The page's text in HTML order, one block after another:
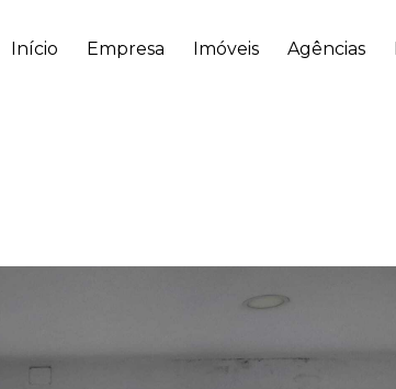
Início Empresa Imóveis Agências